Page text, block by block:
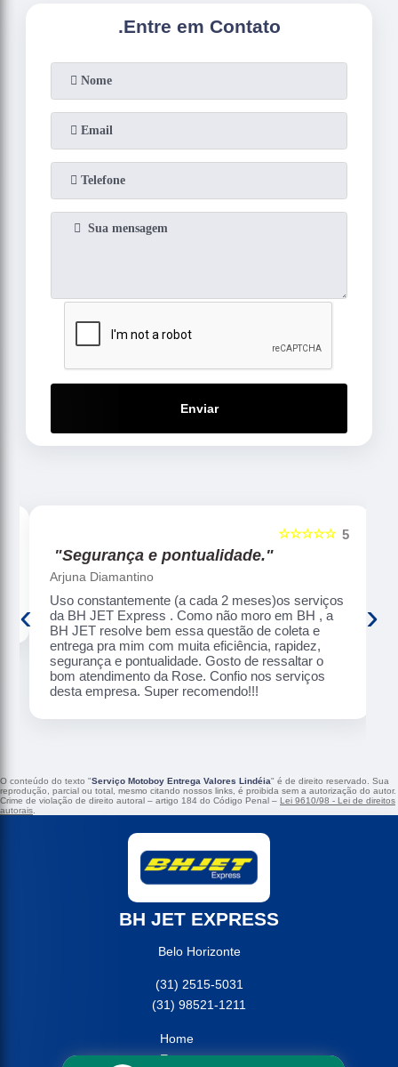
.Entre em Contato
Enviar
5
☆☆☆☆☆
"Segurança e pontualidade."
Arjuna Diamantino
Uso constantemente (a cada 2 meses)os serviços
da BH JET Express . Como não moro em BH , a
BH JET resolve bem essa questão de coleta e
entrega pra mim com muita eficiência, rapidez,
segurança e pontualidade. Gosto de ressaltar o
bom atendimento da Rose. Confio nos serviços
desta empresa. Super recomendo!!!
‹ ›
O conteúdo do texto "Serviço Motoboy Entrega Valores Lindéia" é de direito reservado. Sua
reprodução, parcial ou total, mesmo citando nossos links, é proibida sem a autorização do autor.
Crime de violação de direito autoral – artigo 184 do Código Penal – Lei 9610/98 - Lei de direitos
autorais
BH JET EXPRESS
Belo Horizonte
(31) 2515-5031
(31) 98521-1211
Home
Empresa